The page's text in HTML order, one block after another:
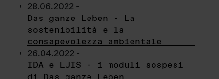
28.06.2022 -
Das ganze Leben - La
sostenibilità e la
consapevolezza ambientale
26.04.2022 -
IDA e LUIS - i moduli sospesi
di Das ganze Leben